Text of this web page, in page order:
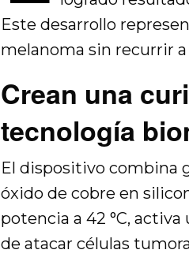
Este desarrollo
melanoma sin recurrir
Crean una
tecnología
El dispositivo combina
óxido de cobre en
potencia a 42 °C,
de atacar células